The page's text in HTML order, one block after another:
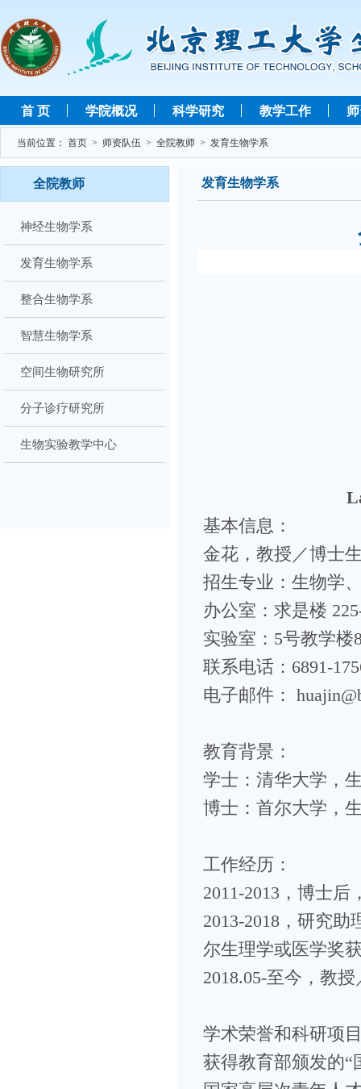
首 页 学院概况 科学研究 教学工作
当前位置： 首页 > 师资队伍 > 全院教师 > 发育生物学系
全院教师
神经生物学系
发育生物学系
整合生物学系
智慧生物学系
空间生物研究所
分子诊疗研究所
生物实验教学中心
发育生物学系
基本信息：
金花，教授／博士
招生专业：生物学
办公室：求是楼
实验室：5号教学楼
联系电话：6891-
电子邮件：
教育背景：
学士：清华大学，
博士：首尔大学，
工作经历：
2011-2013，博士后
2013-2018，研究助
尔生理学或医学奖
2018.05-至今，教
学术荣誉和科研项
获得教育部颁发的“